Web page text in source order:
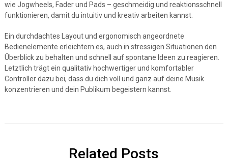
wie Jogwheels, Fader und Pads – geschmeidig und reaktionsschnell
funktionieren, damit du intuitiv und kreativ arbeiten kannst.
Ein durchdachtes Layout und ergonomisch angeordnete
Bedienelemente erleichtern es, auch in stressigen Situationen den
Überblick zu behalten und schnell auf spontane Ideen zu reagieren.
Letztlich trägt ein qualitativ hochwertiger und komfortabler
Controller dazu bei, dass du dich voll und ganz auf deine Musik
konzentrieren und dein Publikum begeistern kannst.
Related Posts